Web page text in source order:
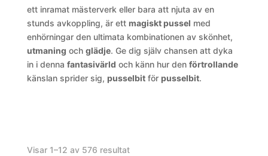
ett inramat mästerverk eller bara att njuta av en
stunds avkoppling, är ett magiskt pussel med
enhörningar den ultimata kombinationen av skönhet,
utmaning och glädje. Ge dig själv chansen att dyka
in i denna fantasivärld och känn hur den förtrollande
känslan sprider sig, pusselbitför pusselbit.
Visar 1–12 av 576 resultat